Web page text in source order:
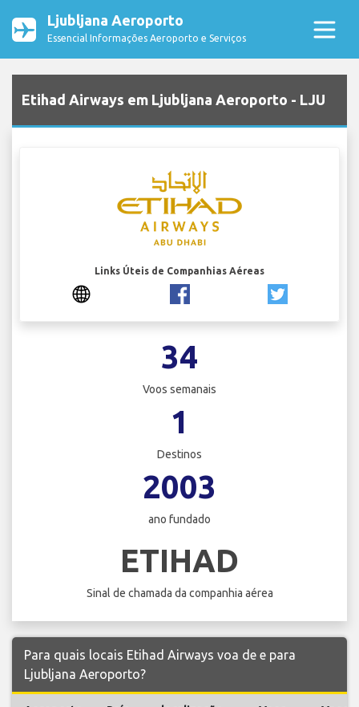
Ljubljana Aeroporto
Essencial Informações Aeroporto e Serviços
Etihad Airways em Ljubljana Aeroporto - LJU
Links Úteis de Companhias Aéreas
34
Voos semanais
1
Destinos
2003
ano fundado
ETIHAD
Sinal de chamada da companhia aérea
Para quais locais Etihad Airways voa de e para
Ljubljana Aeroporto?